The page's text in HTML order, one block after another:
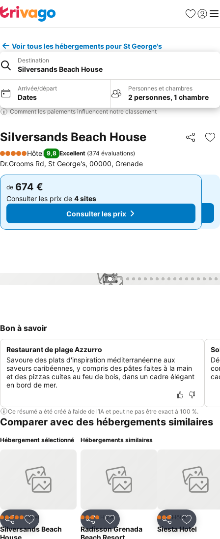
Favoris
Se
Voir tous les hébergements pour St George's
Destination
Silversands Beach House
Arrivée/départ
Dates
Personnes et chambres
2 personnes, 1 chambre
Comment les paiements influencent notre classement
Silversands Beach House Partager
5 Étoiles
Hôtel 9,8 Excellent (374 évaluations)
Dr.Grooms Rd, St George's, 00000, Grenade
de 674 €
Consulter les prix de 4 sites
Consulter les prix
de 674 €
Consulter les prix de 4 sites
Consulter les prix
1 / 67
Bon à savoir
Restaurant de plage Azzurro
Savoure des plats d'inspiration méditerranéenne aux
saveurs caribéennes, y compris des pâtes faites à la main
et des pizzas cuites au feu de bois, dans un cadre élégant
en bord de mer.
Ce résumé a été créé à l’aide de l’IA et peut ne pas être exact à 100 %.
Comparer avec des hébergements similaires
Hébergement sélectionné
PartagerAjouter à mes favoris
5 Étoiles Hôtel
Silversands Beach
House
Hébergements similaires
PartagerAjouter à mes favoris
4 ÉtoilesHôtel
Radisson Grenada
Beach Resort
PartagerAjouter
3 ÉtoilesHôtel
Siesta Hotel